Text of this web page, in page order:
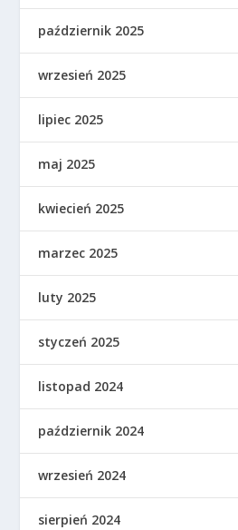
październik 2025
wrzesień 2025
lipiec 2025
maj 2025
kwiecień 2025
marzec 2025
luty 2025
styczeń 2025
listopad 2024
październik 2024
wrzesień 2024
sierpień 2024